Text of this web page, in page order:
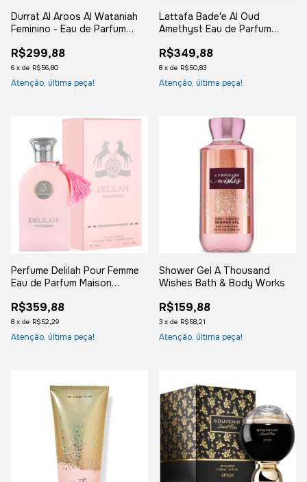
Durrat Al Aroos Al Wataniah
Feminino - Eau de Parfum
R$299,88
6 x de R$56,80
Atenção, última peça!
Lattafa Bade'e Al Oud
Amethyst Eau de Parfum
R$349,88
8 x de R$50,83
Atenção, última peça!
Perfume Delilah Pour Femme
Eau de Parfum Maison
R$359,88
8 x de R$52,29
Atenção, última peça!
Shower Gel A Thousand
Wishes Bath & Body Works
R$159,88
3 x de R$58,21
Atenção, última peça!